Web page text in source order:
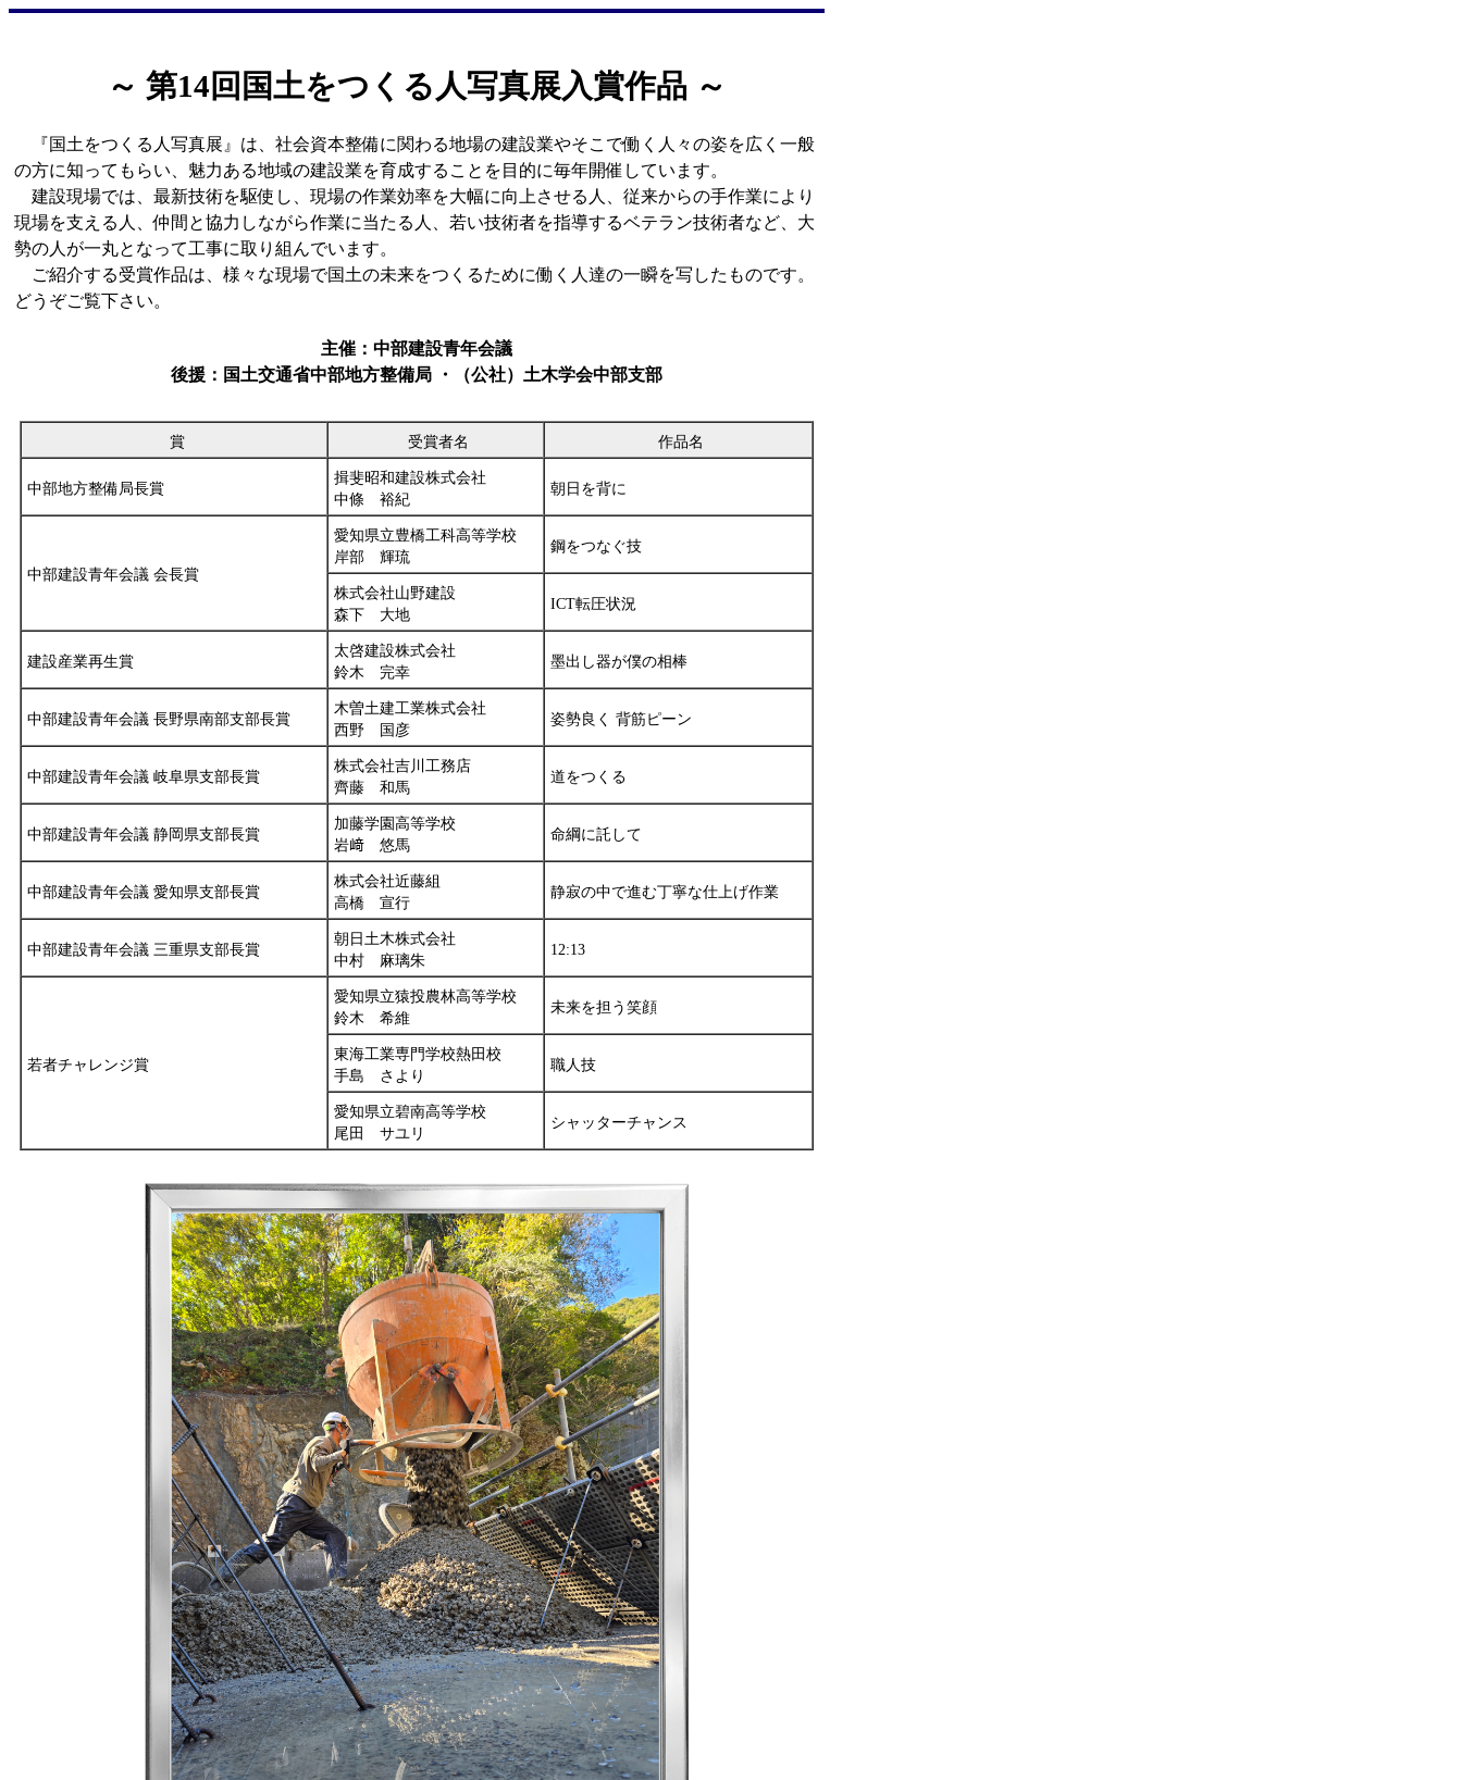
～ 第14回国土をつくる人写真展入賞作品 ～
『国土をつくる人写真展』は、社会資本整備に関わる地場の建設業やそこで働く人々の姿を広く一般
の方に知ってもらい、魅力ある地域の建設業を育成することを目的に毎年開催しています。
建設現場では、最新技術を駆使し、現場の作業効率を大幅に向上させる人、従来からの手作業により
現場を支える人、仲間と協力しながら作業に当たる人、若い技術者を指導するベテラン技術者など、大
勢の人が一丸となって工事に取り組んでいます。
ご紹介する受賞作品は、様々な現場で国土の未来をつくるために働く人達の一瞬を写したものです。
どうぞご覧下さい。
主催：中部建設青年会議
後援：国土交通省中部地方整備局 ・（公社）土木学会中部支部
賞 受賞者名 作品名
中部地方整備局長賞
揖斐昭和建設株式会社
中條 裕紀
朝日を背に
中部建設青年会議 会長賞
愛知県立豊橋工科高等学校
岸部 輝琉
鋼をつなぐ技
株式会社山野建設
森下 大地
ICT転圧状況
建設産業再生賞
太啓建設株式会社
鈴木 完幸
墨出し器が僕の相棒
中部建設青年会議 長野県南部支部長賞
木曽土建工業株式会社
西野 国彦
姿勢良く 背筋ピーン
中部建設青年会議 岐阜県支部長賞
株式会社吉川工務店
齊藤 和馬
道をつくる
中部建設青年会議 静岡県支部長賞
加藤学園高等学校
岩﨑 悠馬
命綱に託して
中部建設青年会議 愛知県支部長賞
株式会社近藤組
高橋 宣行
静寂の中で進む丁寧な仕上げ作業
中部建設青年会議 三重県支部長賞
朝日土木株式会社
中村 麻璃朱
12:13
若者チャレンジ賞
愛知県立猿投農林高等学校
鈴木 希維
未来を担う笑顔
東海工業専門学校熱田校
手島 さより
職人技
愛知県立碧南高等学校
尾田 サユリ
シャッターチャンス